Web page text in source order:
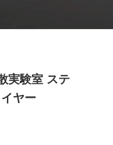
実験室 ステ
ヤー